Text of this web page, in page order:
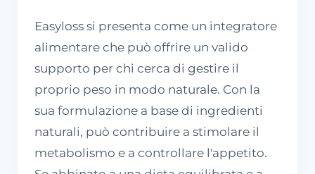
Easyloss si presenta come un integratore
alimentare che può offrire un valido
supporto per chi cerca di gestire il
proprio peso in modo naturale. Con la
sua formulazione a base di ingredienti
naturali, può contribuire a stimolare il
metabolismo e a controllare l'appetito.